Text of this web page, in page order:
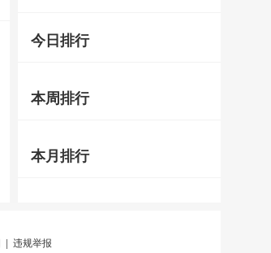
今日排行
本周排行
本月排行
违规举报